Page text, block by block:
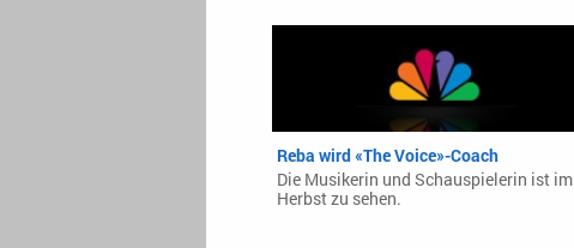
Reba wird «The Voice»-Coach
Die Musikerin und Schauspielerin ist im
Herbst zu sehen.